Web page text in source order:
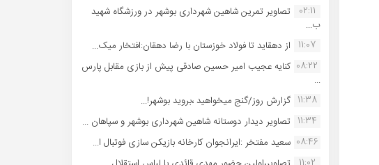
02:11
تصاویر تمرین شاهین شهردارى بوشهر در ورزشگاه شهید
ب...
11:07 از دهقاید تا فولاد خوزستان با رضا دهقان:افتخار میک...
08:22 کنایه عجیب امیر حسین صادقی پیش از بازی مقابل پارس
...
11:38 گزارش روز/گنج میخواهید ،بروید بوشهر!...
11:34 تصاویر دیدار دوستانه شاهین شهردارى بوشهر و سپاهان ...
08:46 سعید مفتخر :ایرانجوان کارخانه بازیکن سازی فوتبال ا...